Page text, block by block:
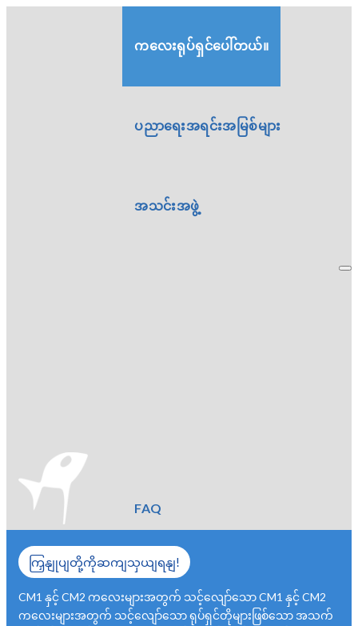
ကလေးရုပ်ရှင်ပေါ်တယ်။
ပညာရေးအရင်းအမြစ်များ
အသင်းအဖွဲ့
FAQ
ကြှနျုပျတို့ကိုဆကျသှယျရနျ!
CM1 နှင့် CM2 ကလေးများအတွက် သင့်လျော်သော CM1 နှင့် CM2
ကလေးများအတွက် သင့်လျော်သော ရုပ်ရှင်တိုများဖြစ်သော အသက်